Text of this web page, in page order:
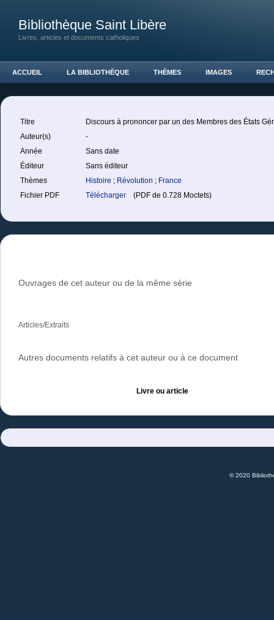
Bibliothèque Saint Libère
Livres, articles et documents catholiques
ACCUEIL LA BIBLIOTHÈQUE THÈMES IMAGES
Titre
Discours à prononcer par un des Membres des États
Auteur(s)
-
Année
Sans date
Éditeur
Sans éditeur
Thèmes
Histoire ; Révolution ; France
Fichier PDF
Télécharger (PDF de 0.728 Moctets)
Ouvrages de cet auteur ou de la même série
Articles/Extraits
Autres documents relatifs à cet auteur ou à ce document
Livre ou article
© 2020